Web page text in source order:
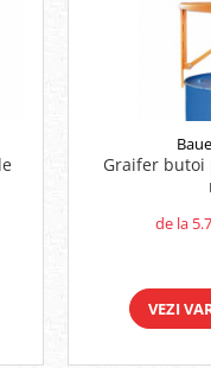
Graifer butoi
de la
VEZI